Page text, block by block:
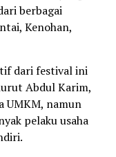
berbagai
Kenohan,
dari festival ini
Abdul Karim,
UMKM, namun
pelaku usaha